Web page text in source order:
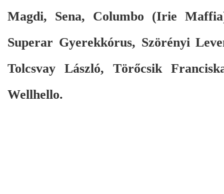
Magdi, Sena, Columbo (Irie
Superar Gyerekkórus, Szörényi
Tolcsvay László, Törőcsik
Wellhello.